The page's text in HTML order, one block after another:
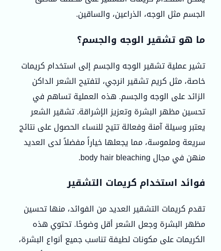
الجسم مثل الوجه، الذراعين، والساقين.
ما هو تشقير الوجه والجسم؟
تشير عملية تشقير الوجه والجسم إلى استخدام كريمات
خاصة، مثل كريم تشقير انرجي، لتفتيح الشعر الداكن
الزائد على الوجه والجسم. هذه العملية تساهم في
تحسين مظهر البشرة وتعزيز الإشراقة. تشقير الشعر
يعتبر وسيلة آمنة وفعالة تتيح للنساء الحصول على نتائج
سريعة وملموسة، مما يجعلها خياراً مفضلاً لدى العديد
منهن في مجال body hair bleaching.
فوائد استخدام كريمات التشقير
تقدم كريمات التشقير العديد من الفوائد، منها تحسين
مظهر البشرة وجعل الشعر أقل وضوحًا. تحتوي هذه
الكريمات على مكونات لطيفة تناسب جميع أنواع البشرة،